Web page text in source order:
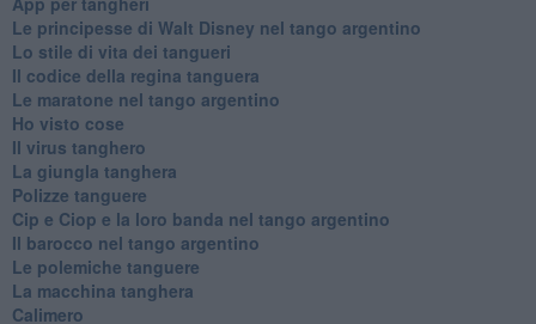
Le principesse di Walt Disney nel tango argentino
Lo stile di vita dei tangueri
Il codice della regina tanguera
Le maratone nel tango argentino
Ho visto cose
Il virus tanghero
La giungla tanghera
Polizze tanguere
Cip e Ciop e la loro banda nel tango argentino
Il barocco nel tango argentino
Le polemiche tanguere
La macchina tanghera
Calimero